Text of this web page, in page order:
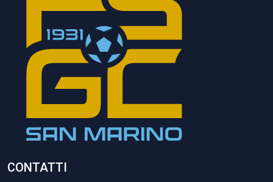
CONTATTI